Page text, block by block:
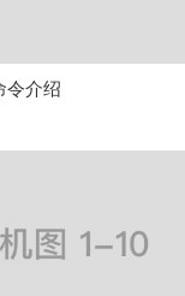
令介绍